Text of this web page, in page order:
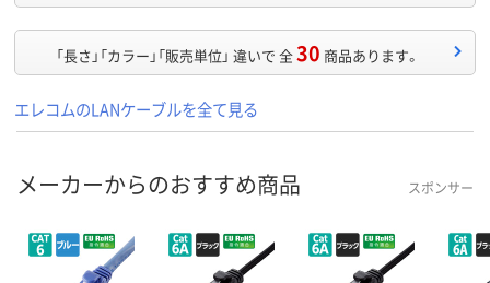
「長さ」「カラー」「販売単位」 違いで 全30 商品あります。
エレコムのLANケーブルを全て見る
メーカーからのおすすめ商品 スポンサー